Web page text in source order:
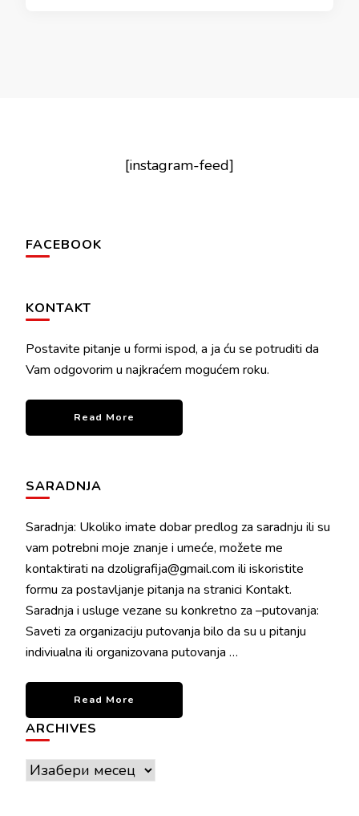
[instagram-feed]
FACEBOOK
KONTAKT
Postavite pitanje u formi ispod, a ja ću se potruditi da
Vam odgovorim u najkraćem mogućem roku.
Read More
SARADNJA
Saradnja: Ukoliko imate dobar predlog za saradnju ili su
vam potrebni moje znanje i umeće, možete me
kontaktirati na dzoligrafija@gmail.com ili iskoristite
formu za postavljanje pitanja na stranici Kontakt.
Saradnja i usluge vezane su konkretno za –putovanja:
Saveti za organizaciju putovanja bilo da su u pitanju
indiviualna ili organizovana putovanja …
Read More
ARCHIVES
Archives